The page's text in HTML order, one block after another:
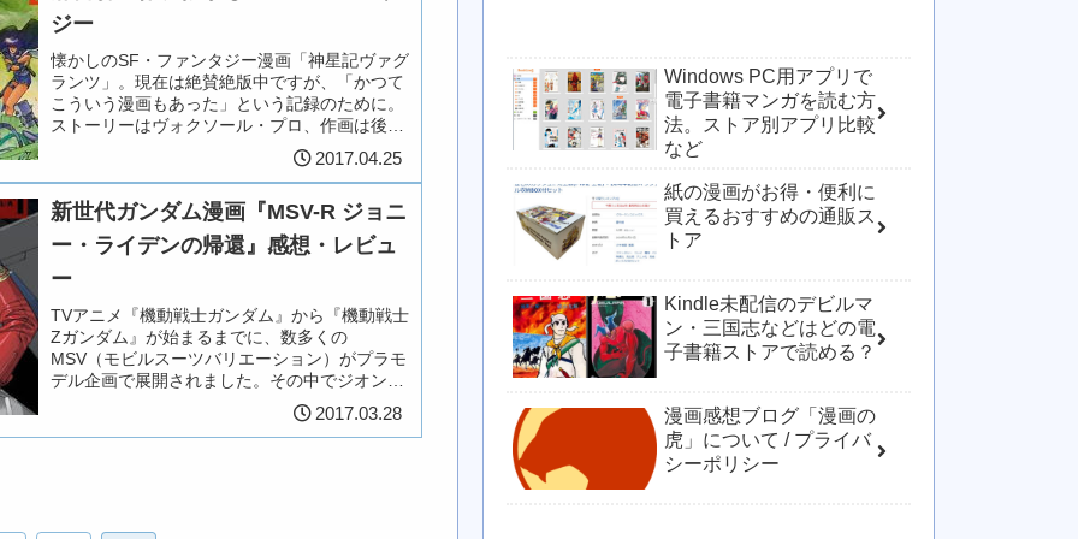
ジー
懐かしのSF・ファンタジー漫画「神星記ヴァグ
ランツ」。現在は絶賛絶版中ですが、「かつて
こういう漫画もあった」という記録のために。
ストーリーはヴォクソール・プロ、作画は後に
「サイレント・メビウス」を描く麻宮騎亜（あ
さみや・きあ）氏。当時は知り...
2017.04.25
新世代ガンダム漫画『MSV-R ジョニ
ー・ライデンの帰還』感想・レビュ
ー
TVアニメ『機動戦士ガンダム』から『機動戦士
Zガンダム』が始まるまでに、数多くの
MSV（モビルスーツバリエーション）がプラモ
デル企画で展開されました。その中でジオンの
エース・パイロット「ジョニー・ライデン」が
設定されましたが、そのジョニー「...
2017.03.28
Windows PC用アプリで
電子書籍マンガを読む方
法。ストア別アプリ比較
など
紙の漫画がお得・便利に
買えるおすすめの通販ス
トア
Kindle未配信のデビルマ
ン・三国志などはどの電
子書籍ストアで読める？
漫画感想ブログ「漫画の
虎」について / プライバ
シーポリシー